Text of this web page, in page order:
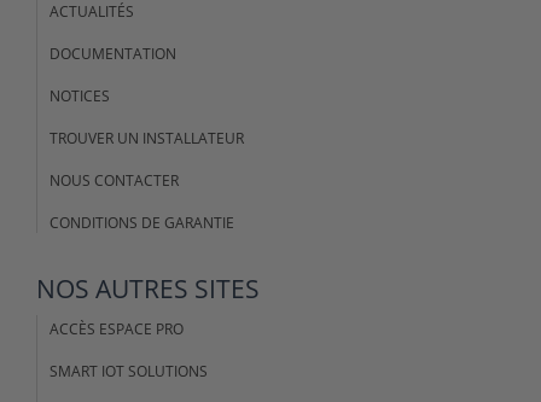
ACTUALITÉS
DOCUMENTATION
NOTICES
TROUVER UN INSTALLATEUR
NOUS CONTACTER
CONDITIONS DE GARANTIE
NOS AUTRES SITES
ACCÈS ESPACE PRO
SMART IOT SOLUTIONS